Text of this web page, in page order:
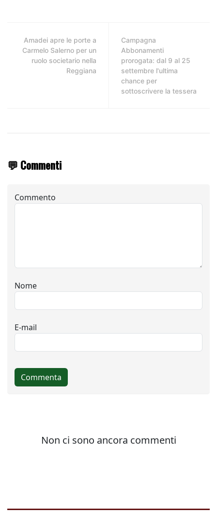
Amadei apre le porte a
Carmelo Salerno per un
ruolo societario nella
Reggiana
Campagna
Abbonamenti
prorogata: dal 9 al 25
settembre l'ultima
chance per
sottoscrivere la tessera
💬 Commenti